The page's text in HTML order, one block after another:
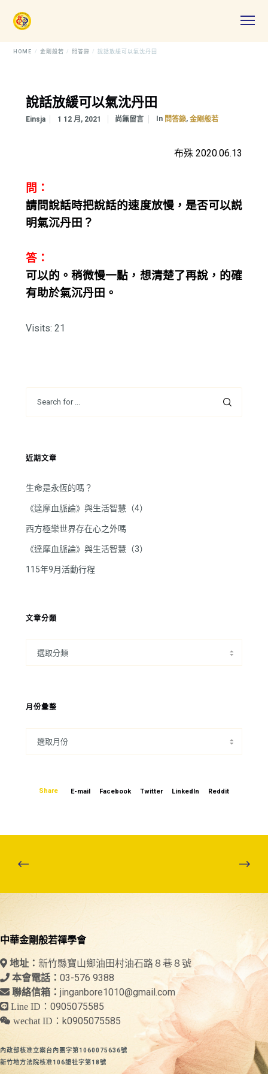
HOME 金剛般若 問答錄 說話放緩可以氣沈丹田
說話放緩可以氣沈丹田
Einsja 1 12 月, 2021 尚無留言 In 問答錄, 金剛般若
布殊 2020.06.13
問：
請問說話時把說話的速度放慢，是否可以説
明氣沉丹田？
答：
可以的。稍微慢一點，想清楚了再說，的確
有助於氣沉丹田。
Visits: 21
近期文章
生命是永恆的嗎？
《達摩血脈論》與生活智慧（4）
西方極樂世界存在心之外嗎
《達摩血脈論》與生活智慧（3）
115年9月活動行程
文章分類
月份彙整
Share E-mail Facebook Twitter LinkedIn Reddit
中華金剛般若禪學會
地址： 新竹縣寶山鄉油田村油石路８巷８號
本會電話： 03-576 9388
聯絡信箱： jinganbore1010@gmail.com
Line ID： 0905075585
wechat ID： k0905075585
內政部核准立案台內團字第1060075636號
新竹地方法院核准106證社字第18號